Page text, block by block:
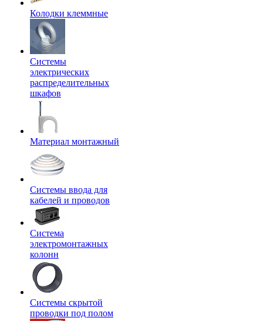
Колодки клеммные
Системы
электрических
распределительных
шкафов
Материал монтажный
Системы ввода для
кабелей и проводов
Система
электромонтажных
колонн
Системы скрытой
проводки под полом